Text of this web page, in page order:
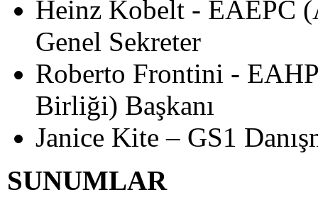
Heinz Kobelt - EAEPC
Genel Sekreter
Roberto Frontini -
Birliği) Başkanı
Janice Kite – GS1
SUNUMLAR